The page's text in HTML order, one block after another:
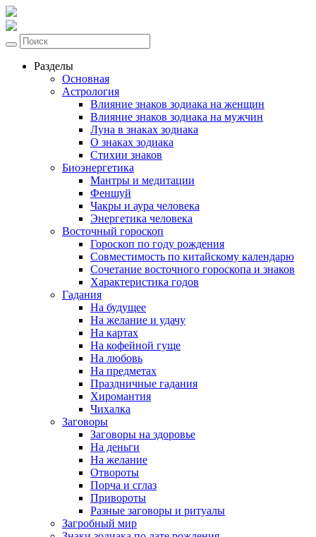
Разделы
Основная
Астрология
Влияние знаков зодиака на женщин
Влияние знаков зодиака на мужчин
Луна в знаках зодиака
О знаках зодиака
Стихии знаков
Биоэнергетика
Мантры и медитации
Феншуй
Чакры и аура человека
Энергетика человека
Восточный гороскоп
Гороскоп по году рождения
Совместимость по китайскому календарю
Сочетание восточного гороскопа и знаков
Характеристика годов
Гадания
На будущее
На желание и удачу
На картах
На кофейной гуще
На любовь
На предметах
Праздничные гадания
Хиромантия
Чихалка
Заговоры
Заговоры на здоровье
На деньги
На желание
Отвороты
Порча и сглаз
Привороты
Разные заговоры и ритуалы
Загробный мир